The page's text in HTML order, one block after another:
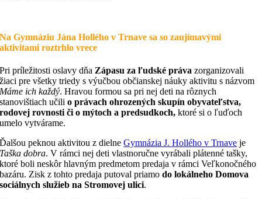
Na Gymnáziu Jána Hollého v Trnave sa so zaujímavými
aktivitami roztrhlo vrece
Pri príležitosti oslavy dňa Zápasu za ľudské práva zorganizovali
žiaci pre všetky triedy s výučbou občianskej náuky aktivitu s názvom
Máme ich každý. Hravou formou sa pri nej deti na rôznych
stanovištiach učili o právach ohrozených skupín obyvateľstva,
rodovej rovnosti či o mýtoch a predsudkoch, ktoré si o ľuďoch
umelo vytvárame.
Ďalšou peknou aktivitou z dielneGymnázia J. Hollého v Trnave je
Taška dobra. V rámci nej deti vlastnoručne vyrábali plátenné tašky,
ktoré boli neskôr hlavným predmetom predaja v rámci Veľkonočného
bazáru. Zisk z tohto predaja putoval priamodo lokálneho Domova
sociálnych služieb na Stromovej ulici.